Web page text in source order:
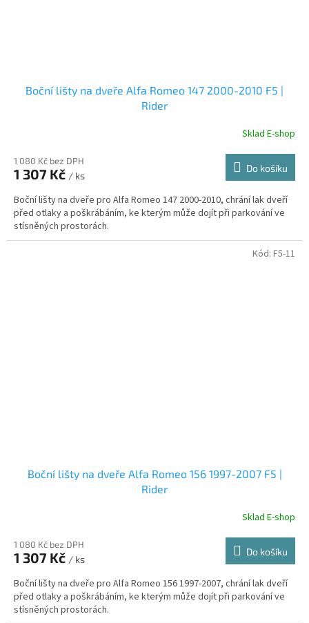
Boční lišty na dveře Alfa Romeo 147 2000-2010 F5 |
Rider
Sklad E-shop
1 080 Kč bez DPH
1 307 Kč / ks
Do košíku
Boční lišty na dveře pro Alfa Romeo 147 2000-2010, chrání lak dveří
před otlaky a poškrábáním, ke kterým může dojít při parkování ve
stísněných prostorách.
Boční lišty na dveře Alfa Romeo 156 1997-2007 F5 |
Rider
Sklad E-shop
1 080 Kč bez DPH
1 307 Kč / ks
Do košíku
Boční lišty na dveře pro Alfa Romeo 156 1997-2007, chrání lak dveří
před otlaky a poškrábáním, ke kterým může dojít při parkování ve
stísněných prostorách.
Kód: F5-11